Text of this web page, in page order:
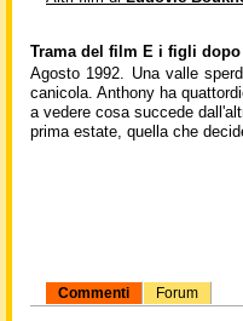
Trama del film E i figli
Agosto 1992. Una valle
canicola. Anthony ha
a vedere cosa succede
prima estate, quella che
Commenti Forum